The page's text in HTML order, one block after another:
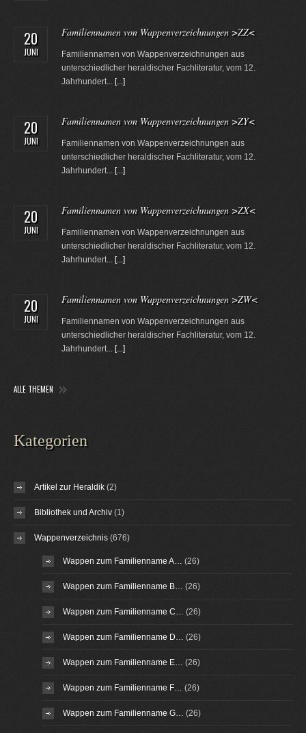
20
JUNI
Familiennamen von Wappenverzeichnungen >ZZ<
Familiennamen von Wappenverzeichnungen aus
unterschiedlicher heraldischer Fachliteratur, vom 12.
Jahrhundert... [...]
20
JUNI
Familiennamen von Wappenverzeichnungen >ZY<
Familiennamen von Wappenverzeichnungen aus
unterschiedlicher heraldischer Fachliteratur, vom 12.
Jahrhundert... [...]
20
JUNI
Familiennamen von Wappenverzeichnungen >ZX<
Familiennamen von Wappenverzeichnungen aus
unterschiedlicher heraldischer Fachliteratur, vom 12.
Jahrhundert... [...]
20
JUNI
Familiennamen von Wappenverzeichnungen >ZW<
Familiennamen von Wappenverzeichnungen aus
unterschiedlicher heraldischer Fachliteratur, vom 12.
Jahrhundert... [...]
ALLE THEMEN
Kategorien
Artikel zur Heraldik (2)
Bibliothek und Archiv (1)
Wappenverzeichnis (676)
Wappen zum Familienname A… (26)
Wappen zum Familienname B… (26)
Wappen zum Familienname C… (26)
Wappen zum Familienname D… (26)
Wappen zum Familienname E… (26)
Wappen zum Familienname F… (26)
Wappen zum Familienname G… (26)